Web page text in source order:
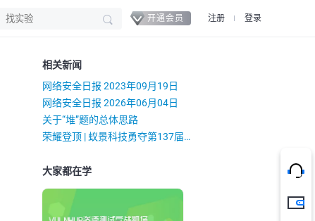
开通会员 注册 登录
相关新闻
网络安全日报 2023年09月19日
网络安全日报 2026年06月04日
关于“堆”题的总体思路
荣耀登顶 | 蚁景科技勇夺第137届广交会测试赛团体冠军
大家都在学